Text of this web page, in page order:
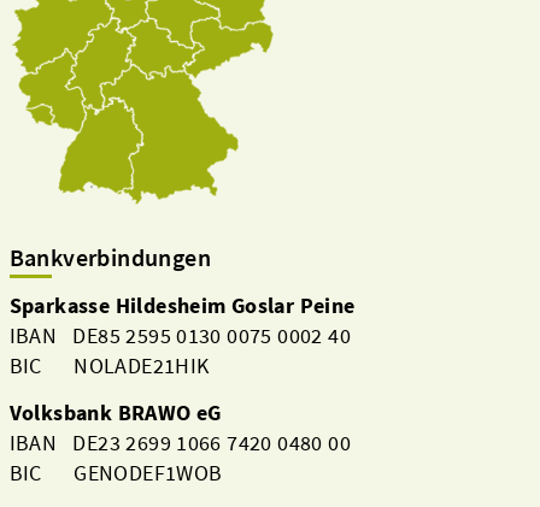
Bankverbindungen
Sparkasse Hildesheim Goslar Peine
IBAN DE85 2595 0130 0075 0002 40
BIC NOLADE21HIK
Volksbank BRAWO eG
IBAN DE23 2699 1066 7420 0480 00
BIC GENODEF1WOB